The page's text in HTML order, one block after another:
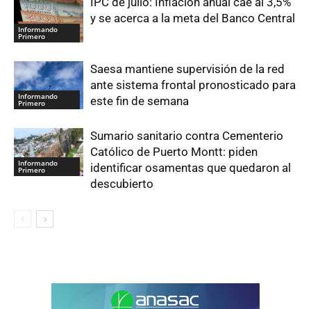
Informando
Primero
y se acerca a la meta del Banco Central
Informando
Primero
Saesa mantiene supervisión de la red
ante sistema frontal pronosticado para
este fin de semana
Informando
Primero
Sumario sanitario contra Cementerio
Católico de Puerto Montt: piden
identificar osamentas que quedaron al
descubierto